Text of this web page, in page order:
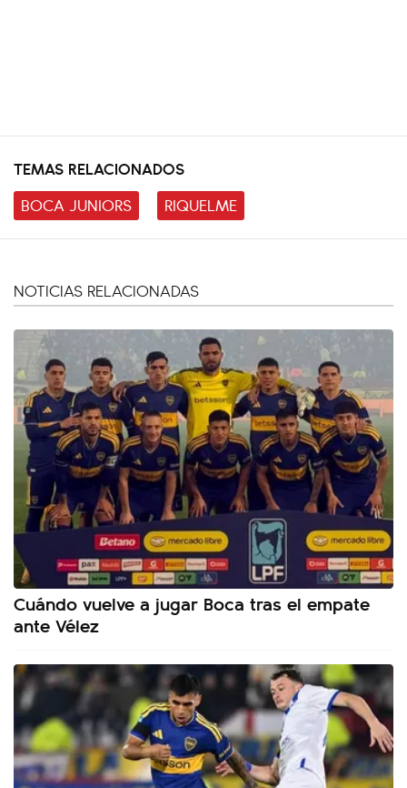
TEMAS RELACIONADOS
BOCA JUNIORS
RIQUELME
NOTICIAS RELACIONADAS
Cuándo vuelve a jugar Boca tras el empate
ante Vélez